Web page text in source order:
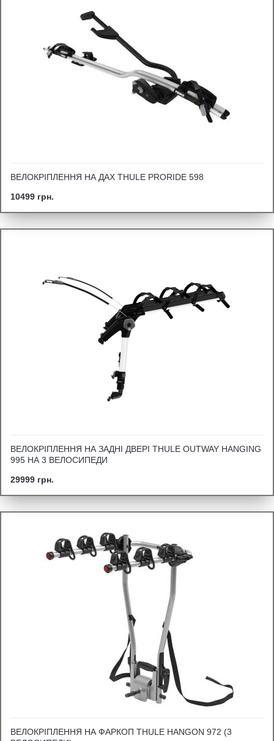
ВЕЛОКРІПЛЕННЯ НА ДАХ THULE PRORIDE 598
10499 грн.
ВЕЛОКРІПЛЕННЯ НА ЗАДНІ ДВЕРІ THULE OUTWAY HANGING
995 НА 3 ВЕЛОСИПЕДИ
29999 грн.
ВЕЛОКРІПЛЕННЯ НА ФАРКОП THULE HANGON 972 (3